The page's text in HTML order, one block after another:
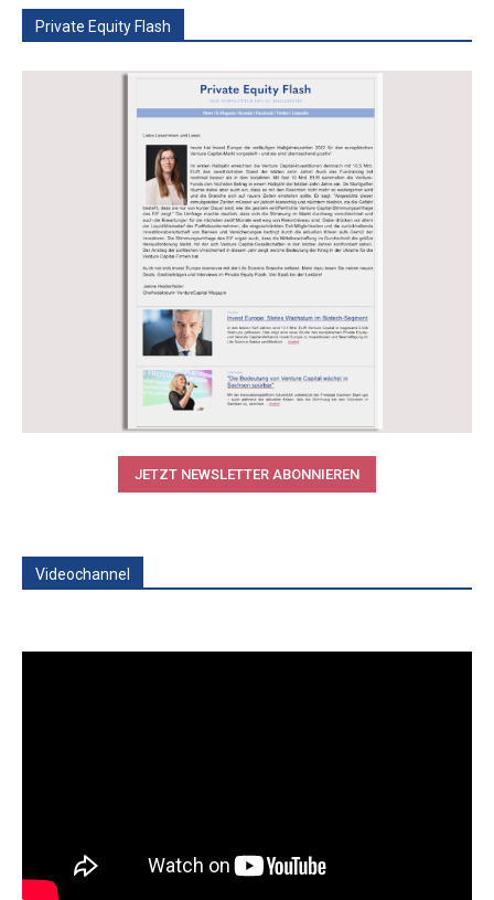
Private Equity Flash
JETZT NEWSLETTER ABONNIEREN
Videochannel